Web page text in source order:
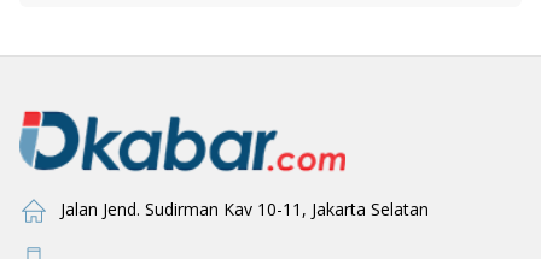
Jalan Jend. Sudirman Kav 10-11, Jakarta Selatan